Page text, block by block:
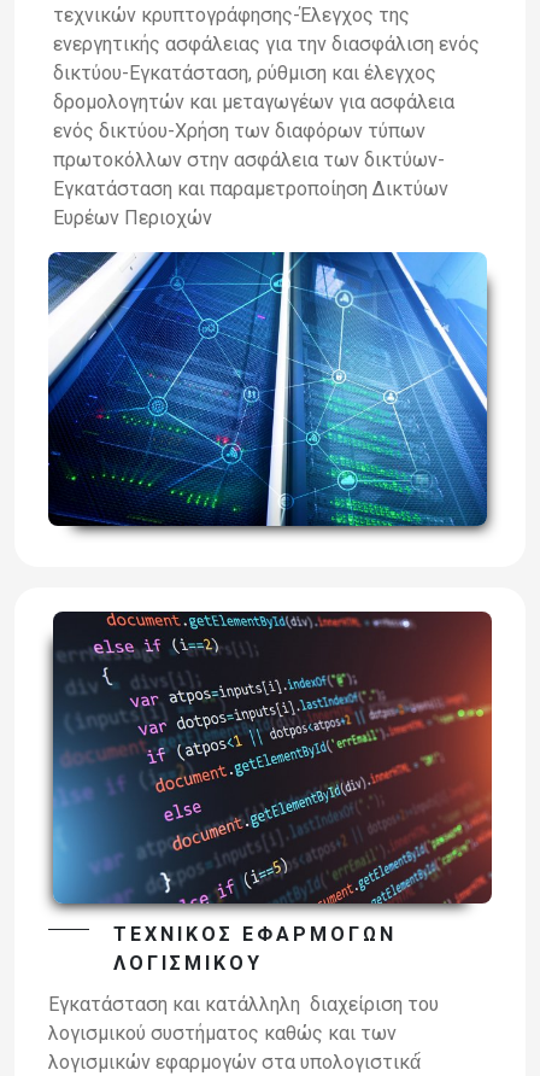
τεχνικών κρυπτογράφησης-Έλεγχος της
ενεργητικής ασφάλειας για την διασφάλιση ενός
δικτύου-Εγκατάσταση, ρύθμιση και έλεγχος
δρομολογητών και μεταγωγέων για ασφάλεια
ενός δικτύου-Χρήση των διαφόρων τύπων
πρωτοκόλλων στην ασφάλεια των δικτύων-
Εγκατάσταση και παραμετροποίηση Δικτύων
Ευρέων Περιοχών
ΤΕΧΝΙΚΌΣ ΕΦΑΡΜΟΓΏΝ
ΛΟΓΙΣΜΙΚΟΎ
Εγκατάσταση και κατάλληλη διαχείριση του
λογισμικού συστήματος καθώς και των
λογισμικών εφαρμογών στα υπολογιστικά́